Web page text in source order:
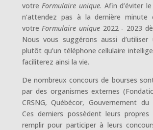
votre Formulaire unique. Afin d’éviter
n’attendez pas à la dernière minute
votre Formulaire unique 2022 ‑ 2023
Nous vous suggérons aussi d’utiliser
plutôt qu’un téléphone cellulaire
faciliterez ainsi la vie.
De nombreux concours de bourses
par des organismes externes
CRSNG, Québécor, Gouvernement du
Ces derniers possèdent leurs
remplir pour participer à leurs